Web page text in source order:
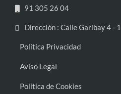
91 305 26 04
Dirección : Calle Garibay 4 -
Politica Privacidad
Aviso Legal
Politica de Cookies